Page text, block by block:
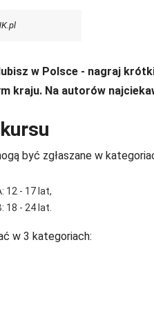
w Polsce - nagraj
kraju. Na autorów
być zgłaszane w
12 - 17 lat,
18 - 24 lat.
w 3 kategoriach: